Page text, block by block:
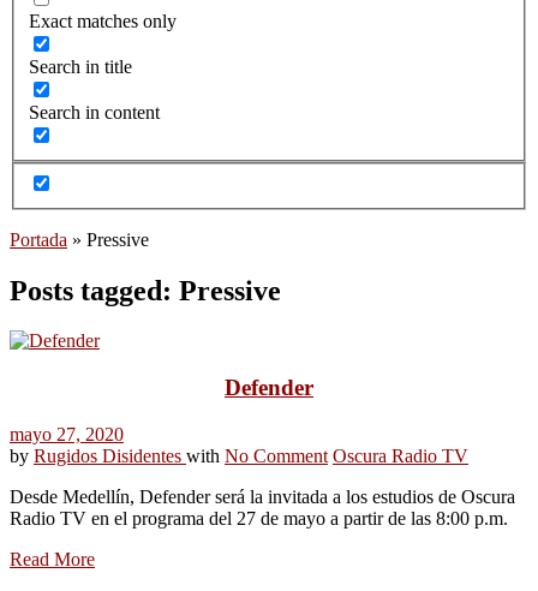
Exact matches only
Search in title
Search in content
Portada » Pressive
Posts tagged: Pressive
Defender
mayo 27, 2020
by Rugidos Disidentes with No Comment Oscura Radio TV
Desde Medellín, Defender será la invitada a los estudios de Oscura
Radio TV en el programa del 27 de mayo a partir de las 8:00 p.m.
Read More